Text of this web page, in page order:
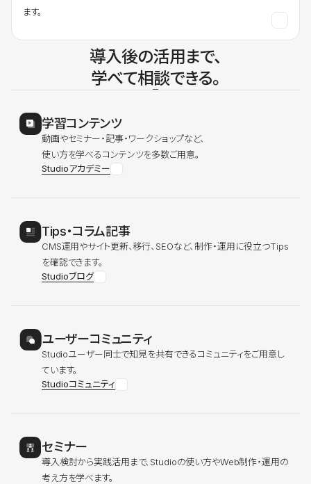
ます。
導入後の活用まで、
学べて相談できる。
学習コンテンツ
動画やセミナー・記事・ワークショップなど、
使い方を学べるコンテンツを多数ご用意。
Studioアカデミー
Tips・コラム記事
CMS運用やサイト更新、移行、SEOなど、制作・運用に役立つTips
を確認できます。
Studioブログ
ユーザーコミュニティ
Studioユーザー同士で知見を共有できるコミュニティをご用意し
ています。
Studioコミュニティ
セミナー
導入検討から実践活用まで、Studioの使い方やWeb制作・運用の
考え方を学べます。